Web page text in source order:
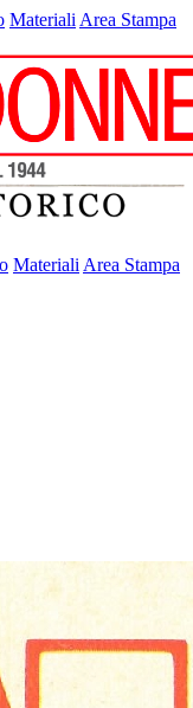
Materiali Area Stampa
Materiali Area Stampa